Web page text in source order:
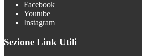
Facebook
Youtube
Instagram
Sezione Link Utili